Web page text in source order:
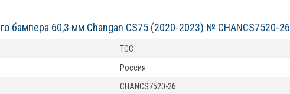
бампера 60,3 мм Changan CS75 (2020-2023) № CHANCS7520-26
ТСС
Россия
CHANCS7520-26